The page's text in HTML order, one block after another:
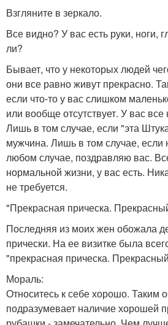
Взгляните в зеркало.
Все видно? У вас есть руки, ноги,
ли?
Бывает, что у некоторых людей
они все равно живут прекрасно.
если что-то у вас слишком
или вообще отсутствует. У вас все
Лишь в том случае, если "эта
мужчина. Лишь в том случае,
любом случае, поздравляю вас.
нормальной жизни, у вас есть.
не требуется.
"Прекрасная прическа.
Последняя из моих жен обожала
прически. На ее визитке была
"прекрасная прическа.
Мораль:
Относитесь к себе хорошо. Таким
подразумевает наличие хорошей